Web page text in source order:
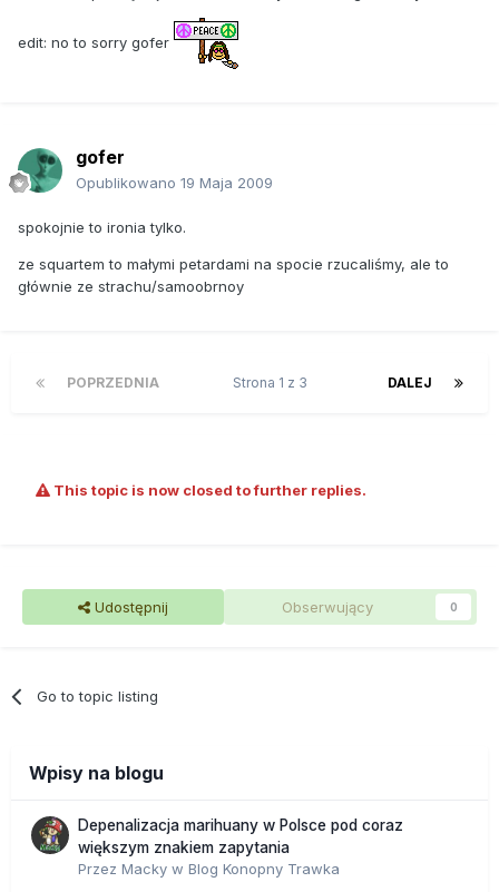
edit: no to sorry gofer
gofer
Opublikowano 19 Maja 2009
spokojnie to ironia tylko.
ze squartem to małymi petardami na spocie rzucaliśmy, ale to
głównie ze strachu/samoobrnoy
POPRZEDNIA DALEJ
Strona 1 z 3
This topic is now closed to further replies.
Udostępnij Obserwujący 0
Go to topic listing
Wpisy na blogu
Depenalizacja marihuany w Polsce pod coraz
większym znakiem zapytania
Przez Macky w Blog Konopny Trawka